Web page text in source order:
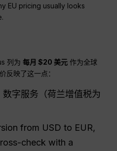
EU pricing usually looks
列为每月 $20 美元 作为全球
反映了这一点：
数字服务（荷兰增值税为
from USD to EUR,
check with a